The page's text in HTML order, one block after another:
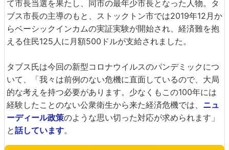
て市長当選を果たし、同市の最年少市長となった人物。タ
ブス市長の主導のもと、ストックトン市では2019年12月か
らベーシックインカムの実証実験が開始され、経済難を抱
える住民125人に月額500ドルが支給されました。
タブス氏は今回の新型コロナウイルスのパンデミックにつ
いて、「我々は前例のない危機に直面しているので、大局
的な考えを持つ必要があります。少なくもこの100年には
経験したことのない公衆衛生から来た経済危機では、 ニュ
ーディール政策のような思い切った対応が求められます」
と話しています。